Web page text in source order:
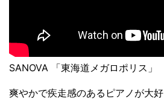
SANOVA 「東海道メガロポリス」
爽やかで疾走感のあるピアノが大好